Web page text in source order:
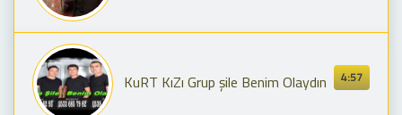
4:57
KuRT KıZı Grup şile Benim Olaydın